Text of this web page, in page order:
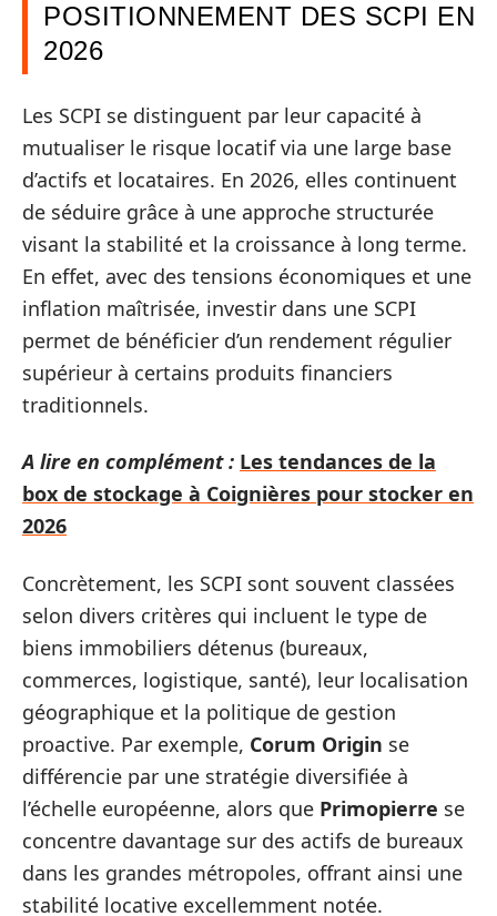
POSITIONNEMENT DES SCPI EN
2026
Les SCPI se distinguent par leur capacité à
mutualiser le risque locatif via une large base
d’actifs et locataires. En 2026, elles continuent
de séduire grâce à une approche structurée
visant la stabilité et la croissance à long terme.
En effet, avec des tensions économiques et une
inflation maîtrisée, investir dans une SCPI
permet de bénéficier d’un rendement régulier
supérieur à certains produits financiers
traditionnels.
A lire en complément : Les tendances de la
box de stockage à Coignières pour stocker en
2026
Concrètement, les SCPI sont souvent classées
selon divers critères qui incluent le type de
biens immobiliers détenus (bureaux,
commerces, logistique, santé), leur localisation
géographique et la politique de gestion
proactive. Par exemple, Corum Origin se
différencie par une stratégie diversifiée à
l’échelle européenne, alors que Primopierre se
concentre davantage sur des actifs de bureaux
dans les grandes métropoles, offrant ainsi une
stabilité locative excellemment notée.